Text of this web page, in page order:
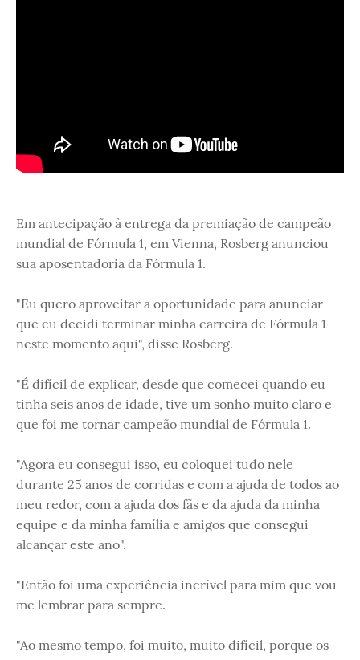
Em antecipação à entrega da premiação de campeão
mundial de Fórmula 1, em Vienna, Rosberg anunciou
sua aposentadoria da Fórmula 1.
"Eu quero aproveitar a oportunidade para anunciar
que eu decidi terminar minha carreira de Fórmula 1
neste momento aqui", disse Rosberg.
"É difícil de explicar, desde que comecei quando eu
tinha seis anos de idade, tive um sonho muito claro e
que foi me tornar campeão mundial de Fórmula 1.
"Agora eu consegui isso, eu coloquei tudo nele
durante 25 anos de corridas e com a ajuda de todos ao
meu redor, com a ajuda dos fãs e da ajuda da minha
equipe e da minha família e amigos que consegui
alcançar este ano".
"Então foi uma experiência incrível para mim que vou
me lembrar para sempre.
"Ao mesmo tempo, foi muito, muito difícil, porque os